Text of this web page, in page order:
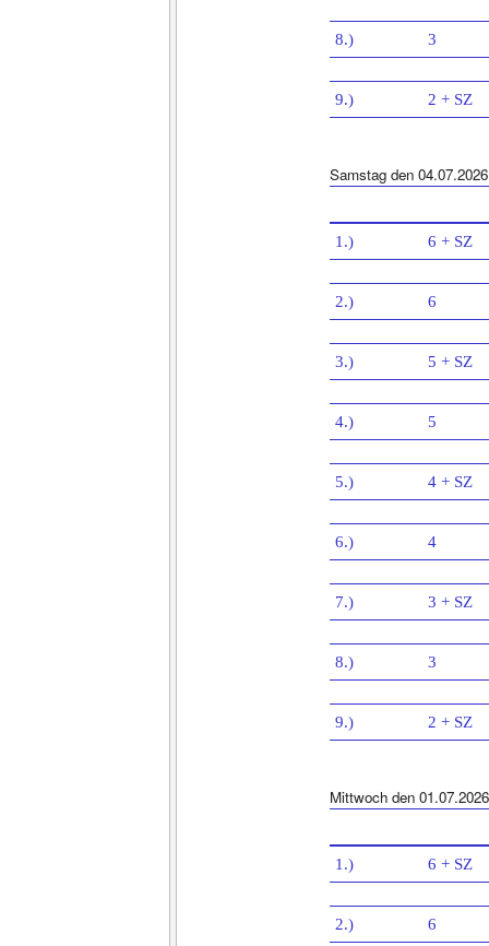
8.) 3
9.) 2 + SZ
Samstag den 04.07.2026
1.) 6 + SZ
2.) 6
3.) 5 + SZ
4.) 5
5.) 4 + SZ
6.) 4
7.) 3 + SZ
8.) 3
9.) 2 + SZ
Mittwoch den 01.07.2026
1.) 6 + SZ
2.) 6